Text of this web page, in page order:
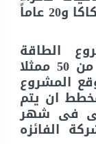
الطاقة لمدة 25 عاماً لمشروع سكاكا و20 عاماً
الطاقة
الشمسية فى سكاكا قام اكثر من 50 ممثلا
المشروع
ان يتم
فى شهر
الفائزه